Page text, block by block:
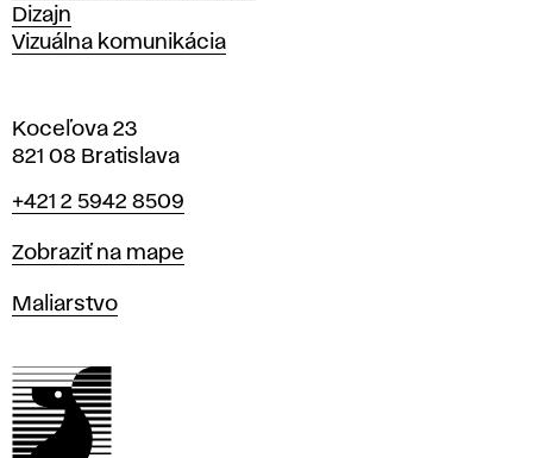
Dizajn
Vizuálna komunikácia
Koceľova 23
821 08 Bratislava
Telefón
+421 2 5942 8509
Mapa
Zobraziť na mape
Katedry
Maliarstvo